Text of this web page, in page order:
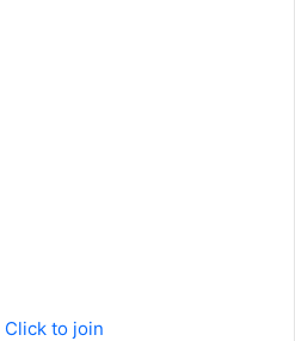
Click to join